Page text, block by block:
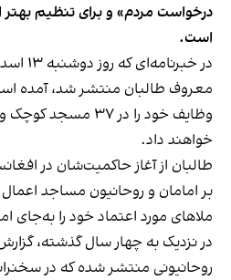
درخواست مردم» و برای تنظیم
است.
در
معروف طالبان منتشر شد، آمده
خواهند داد.
طالبان از آغاز حاکمیت‌شان در
بر امامان و روحانیون مساجد اعمال
ملاهای مورد اعتماد خود را به‌جای
در نزدیک به چهار سال گذشته،
روحانیونی منتشر شده که در